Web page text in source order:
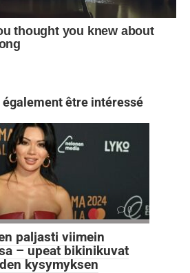
également être intéressé
0
paljasti viimein
– upeat bikinikuvat
kysymyksen